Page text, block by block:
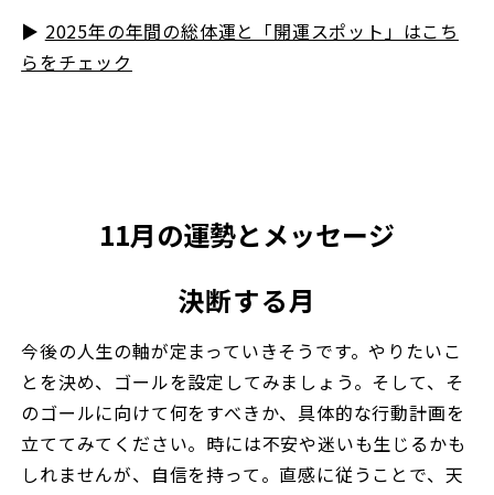
▶︎ 2025年の年間の総体運と「開運スポット」はこち
らをチェック
11月の運勢とメッセージ
決断する月
今後の人生の軸が定まっていきそうです。やりたいこ
とを決め、ゴールを設定してみましょう。そして、そ
のゴールに向けて何をすべきか、具体的な行動計画を
立ててみてください。時には不安や迷いも生じるかも
しれませんが、自信を持って。直感に従うことで、天